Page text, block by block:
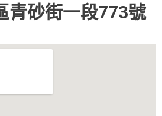
青砂街一段773號